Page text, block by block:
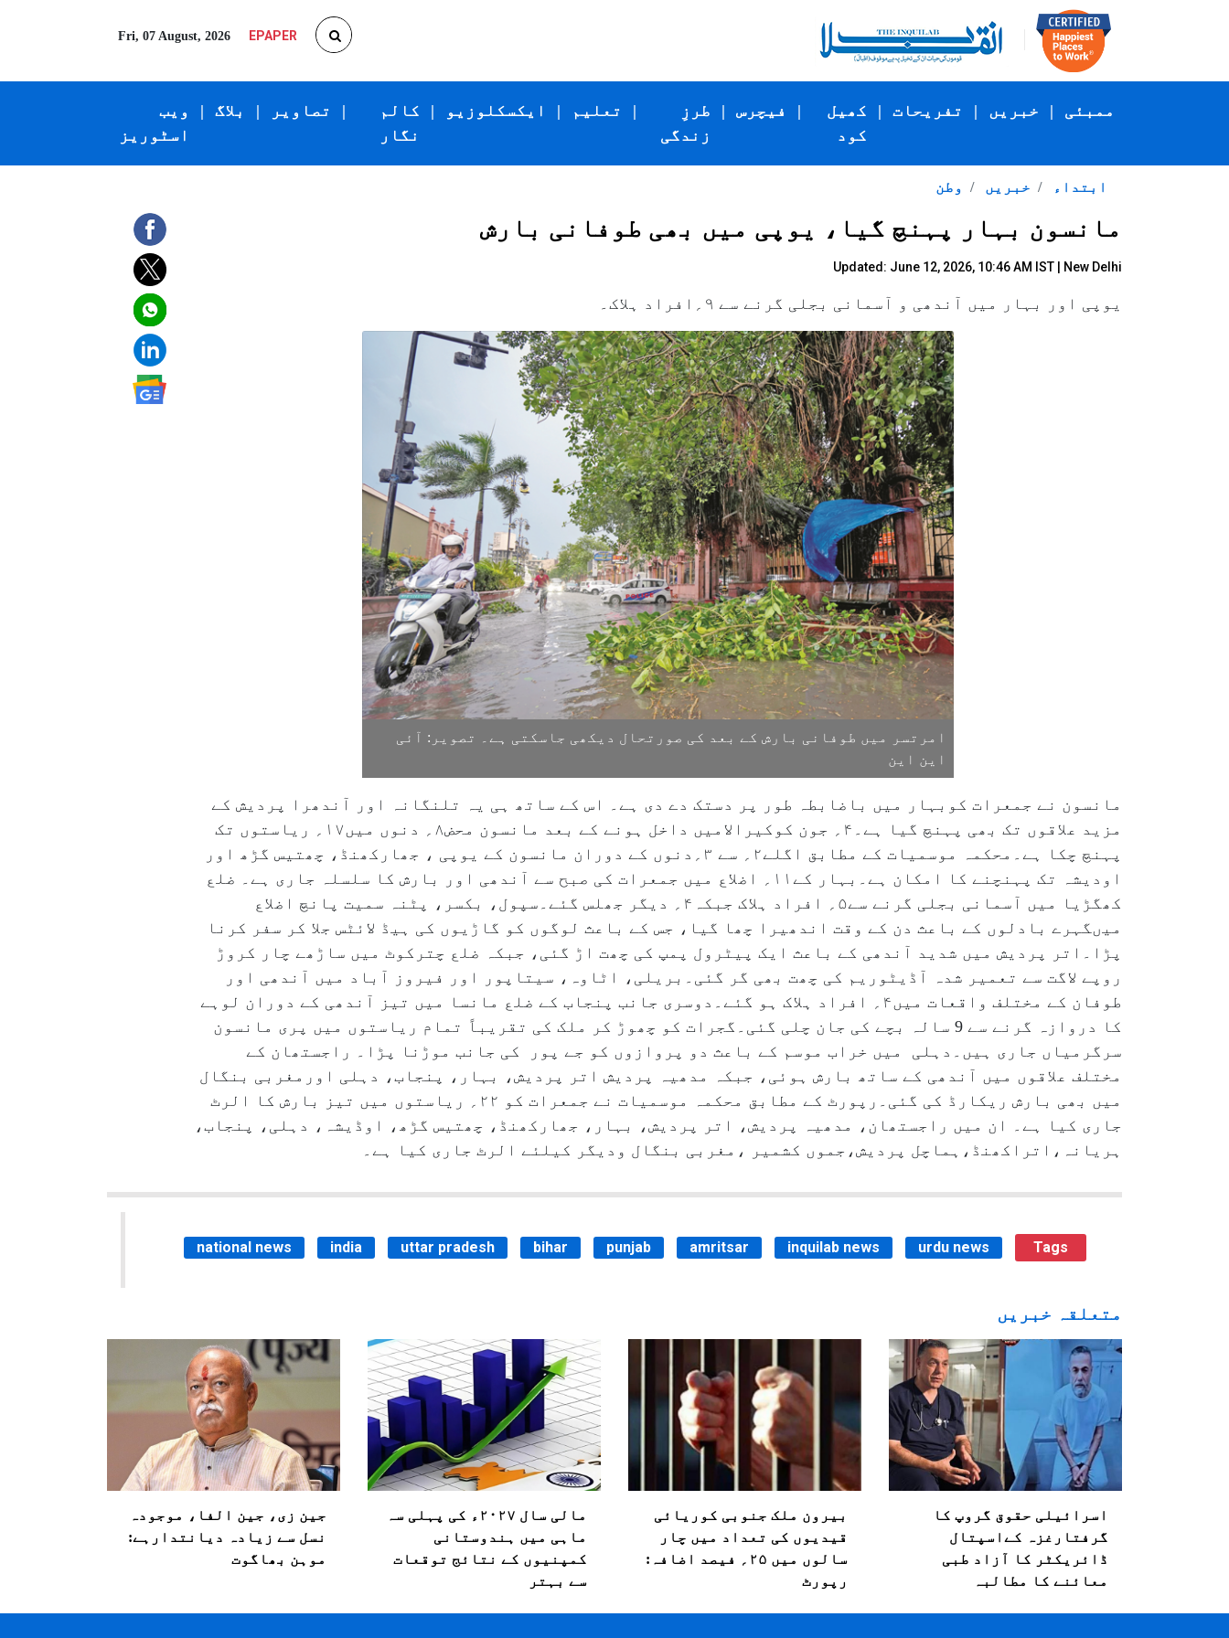
Fri, 07 August, 2026 EPAPER
ویب
اسٹوریز
| بلاگ | تصاویر |
کالم
نگار
| ایکسکلوزیو | تعلیم |
طرزِ
زندگی
| فیچرس |
کھیل
کود
| تفریحات | خبریں | ممبئی
وطن خبریں ابتداء
مانسون بہار پہنچ گیا، یوپی میں بھی طوفانی بارش
Updated: June 12, 2026, 10:46 AM IST | New Delhi
یوپی اور بہار میں آندھی و آسمانی بجلی گرنے سے ۹؍افراد ہلاک۔
امرتسر میں طوفانی بارش کے بعد کی صورتحال دیکھی جاسکتی ہے۔ تصویر: آئی
این این
مانسون نے جمعرات کوبہار میں باضابطہ طور پر دستک دے دی ہے۔ اس کے ساتھ ہی یہ تلنگانہ اور آندھرا پردیش کے
مزید علاقوں تک بھی پہنچ گیا ہے۔۴؍ جون کوکیرالامیں داخل ہونے کے بعد مانسون محض۸؍ دنوں میں۱۷؍ ریاستوں تک
پہنچ چکا ہے۔محکمہ موسمیات کے مطابق اگلے۲؍ سے ۳؍دنوں کے دوران مانسون کے یوپی ، جھارکھنڈ، چھتیس گڑھ اور
اودیشہ تک پہنچنے کا امکان ہے۔بہار کے۱۱؍ اضلاع میں جمعرات کی صبح سے آندھی اور بارش کا سلسلہ جاری ہے۔ ضلع
کھگڑیا میں آسمانی بجلی گرنے سے۵؍ افراد ہلاک جبکہ۴؍ دیگر جھلس گئے۔سپول، بکسر، پٹنہ سمیت پانچ اضلاع
میںگہرے بادلوں کے باعث دن کے وقت اندھیرا چھا گیا، جس کے باعث لوگوں کو گاڑیوں کی ہیڈ لائٹس جلا کر سفر کرنا
پڑا۔اتر پردیش میں شدید آندھی کے باعث ایک پیٹرول پمپ کی چھت اڑ گئی، جبکہ ضلع چترکوٹ میں ساڑھے چار کروڑ
روپے لاگت سے تعمیر شدہ آڈیٹوریم کی چھت بھی گر گئی۔بریلی، اٹاوہ، سیتاپور اور فیروز آباد میں آندھی اور
طوفان کے مختلف واقعات میں۴؍ افراد ہلاک ہو گئے۔دوسری جانب پنجاب کے ضلع مانسا میں تیز آندھی کے دوران لوہے
کا دروازہ گرنے سے 9 سالہ بچے کی جان چلی گئی۔گجرات کو چھوڑ کر ملک کی تقریباً تمام ریاستوں میں پری مانسون
سرگرمیاں جاری ہیں۔دہلی میں خراب موسم کے باعث دو پروازوں کو جے پور کی جانب موڑنا پڑا۔ راجستھان کے
مختلف علاقوں میں آندھی کے ساتھ بارش ہوئی، جبکہ مدھیہ پردیش اتر پردیش، بہار، پنجاب، دہلی اورمغربی بنگال
میں بھی بارش ریکارڈ کی گئی۔رپورٹ کے مطابق محکمہ موسمیات نے جمعرات کو ۲۲؍ ریاستوں میں تیز بارش کا الرٹ
جاری کیا ہے۔ ان میں راجستھان، مدھیہ پردیش، اتر پردیش، بہار، جھارکھنڈ، چھتیس گڑھ، اوڈیشہ، دہلی، پنجاب،
ہریانہ،اتراکھنڈ،ہماچل پردیش،جموں کشمیر ،مغربی بنگال ودیگر کیلئے الرٹ جاری کیا ہے۔
national news india uttar pradesh bihar punjab amritsar inquilab news urdu news Tags
متعلقہ خبریں
اسرائیلی حقوق گروپ کا
گرفتارغزہ کےاسپتال
ڈائریکٹر کا آزاد طبی
معائنے کا مطالبہ
بیرون ملک جنوبی کوریائی
قیدیوں کی تعداد میں چار
سالوں میں ۲۵؍ فیصد اضافہ:
رپورٹ
مالی سال ۲۰۲۷ء کی پہلی سہ
ماہی میں ہندوستانی
کمپنیوں کے نتائج توقعات
سے بہتر
جین زی، جین الفا، موجودہ
نسل سے زیادہ دیانتدارہے:
موہن بھاگوت